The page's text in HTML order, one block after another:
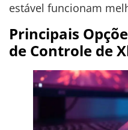
estável funcionam
Principais
de Controle de